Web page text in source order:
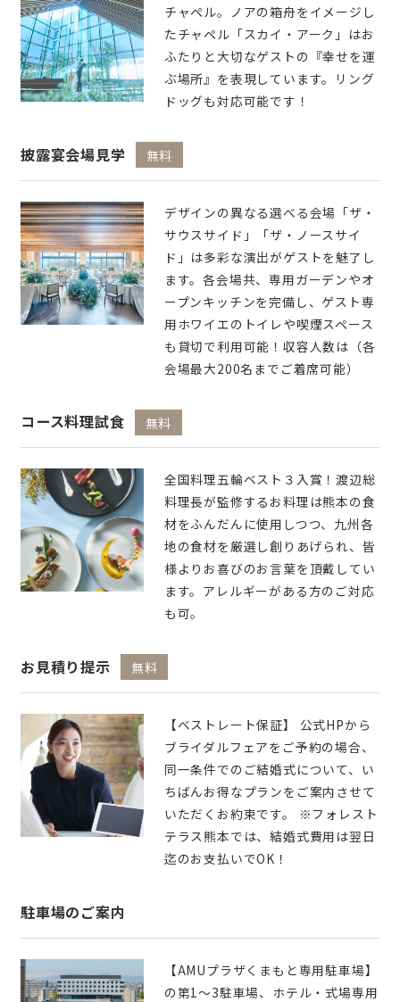
チャペル。ノアの箱舟をイメージし
たチャペル「スカイ・アーク」はお
ふたりと大切なゲストの『幸せを運
ぶ場所』を表現しています。リング
ドッグも対応可能です！
披露宴会場見学 無料
デザインの異なる選べる会場「ザ・
サウスサイド」「ザ・ノースサイ
ド」は多彩な演出がゲストを魅了し
ます。各会場共、専用ガーデンやオ
ープンキッチンを完備し、ゲスト専
用ホワイエのトイレや喫煙スペース
も貸切で利用可能！収容人数は（各
会場最大200名までご着席可能）
コース料理試食 無料
全国料理五輪ベスト３入賞！渡辺総
料理長が監修するお料理は熊本の食
材をふんだんに使用しつつ、九州各
地の食材を厳選し創りあげられ、皆
様よりお喜びのお言葉を頂戴してい
ます。アレルギーがある方のご対応
も可。
お見積り提示 無料
【ベストレート保証】 公式HPから
ブライダルフェアをご予約の場合、
同一条件でのご結婚式について、い
ちばんお得なプランをご案内させて
いただくお約束です。 ※フォレスト
テラス熊本では、結婚式費用は翌日
迄のお支払いでOK！
駐車場のご案内
【AMUプラザくまもと専用駐車場】
の第1～3駐車場、ホテル・式場専用